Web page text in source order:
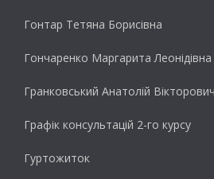
Гонтар Тетяна Борисівна
Гончаренко Маргарита Леонідівна
Гранковський Анатолій Вікторович
Графік консультацій 2-го курсу
Гуртожиток